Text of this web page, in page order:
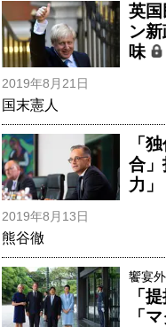
英
ン
味
2019年8月21日
国末憲人
「
合
力」
2019年8月13日
熊谷徹
饗宴
「
「